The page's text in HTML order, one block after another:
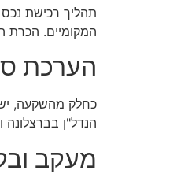
תהליך רכישת נכס
המקומיים. הכרת
הערכת
כחלק מהשקעה, יש
הנדל"ן בברצלונה
מעקב